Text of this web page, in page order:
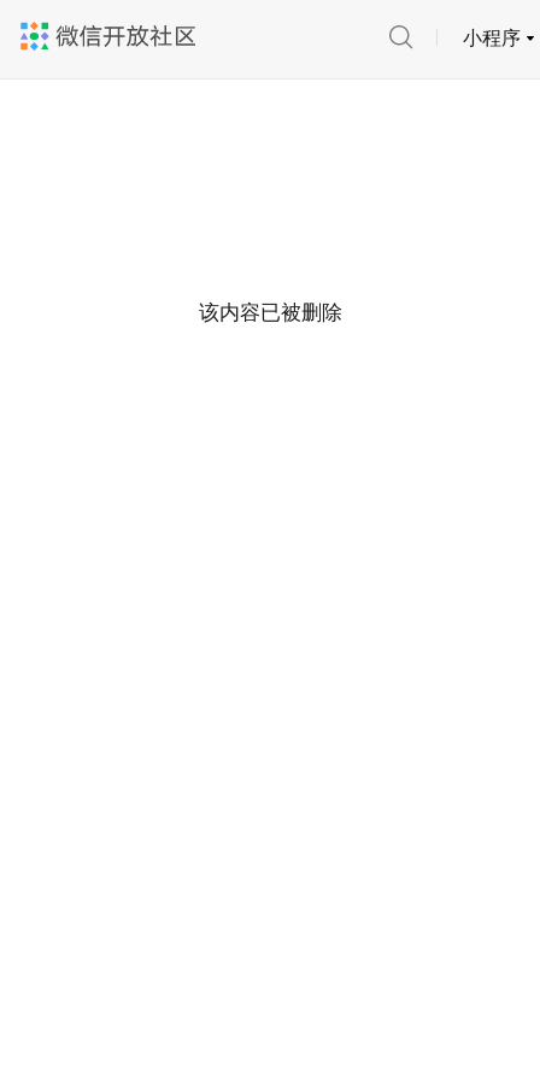
小程序
该内容已被删除